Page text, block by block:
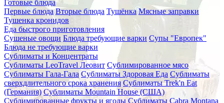
Готовые блюда
Первые блюда Вторые блюда Тушёнка Мясные заправки
Тушенка кронидов
Еда быстрого приготовления
Сушеные овощи Блюда требующие варки Супы "Европек"
Блюда не требующие варки
Сублиматы и Концентраты
Сублиматы LeoTravel Леовит Сублимированное мясо
Сублиматы Гала-Гала Сублиматы Здоровая Еда Сублиматы
сверхдлительного срока хранения Сублиматы Trek'n Eat
(Германия) Сублиматы Mountain House (США)
Сублимированные фрукты и ягоды Сублиматы Cabra Montana